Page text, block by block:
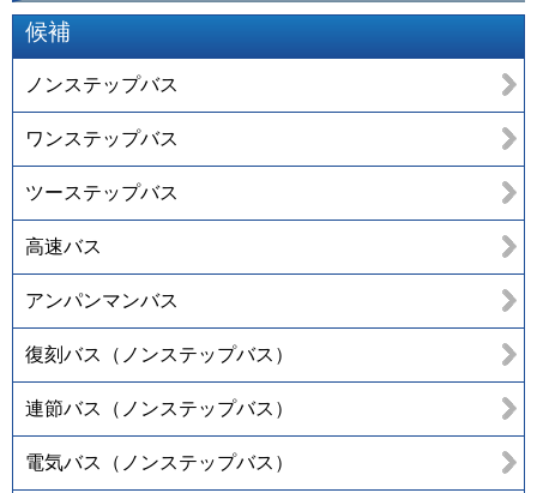
候補
ノンステップバス
ワンステップバス
ツーステップバス
高速バス
アンパンマンバス
復刻バス（ノンステップバス）
連節バス（ノンステップバス）
電気バス（ノンステップバス）